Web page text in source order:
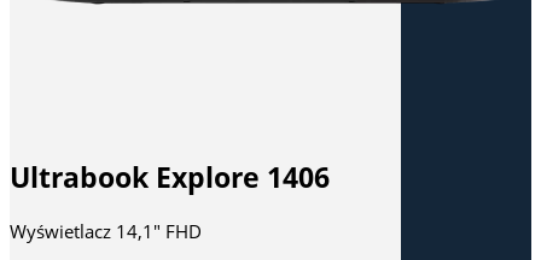
Ultrabook Explore 1406
Wyświetlacz 14,1" FHD